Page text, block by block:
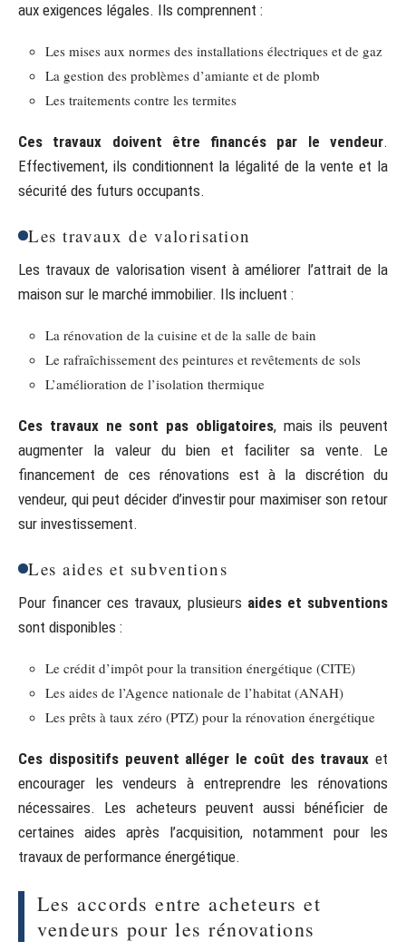
aux exigences légales. Ils comprennent :
Les mises aux normes des installations électriques et de gaz
La gestion des problèmes d’amiante et de plomb
Les traitements contre les termites
Ces travaux doivent être financés par le vendeur.
Effectivement, ils conditionnent la légalité de la vente et la
sécurité des futurs occupants.
Les travaux de valorisation
Les travaux de valorisation visent à améliorer l’attrait de la
maison sur le marché immobilier. Ils incluent :
La rénovation de la cuisine et de la salle de bain
Le rafraîchissement des peintures et revêtements de sols
L’amélioration de l’isolation thermique
Ces travaux ne sont pas obligatoires, mais ils peuvent
augmenter la valeur du bien et faciliter sa vente. Le
financement de ces rénovations est à la discrétion du
vendeur, qui peut décider d’investir pour maximiser son retour
sur investissement.
Les aides et subventions
Pour financer ces travaux, plusieurs aides et subventions
sont disponibles :
Le crédit d’impôt pour la transition énergétique (CITE)
Les aides de l’Agence nationale de l’habitat (ANAH)
Les prêts à taux zéro (PTZ) pour la rénovation énergétique
Ces dispositifs peuvent alléger le coût des travaux et
encourager les vendeurs à entreprendre les rénovations
nécessaires. Les acheteurs peuvent aussi bénéficier de
certaines aides après l’acquisition, notamment pour les
travaux de performance énergétique.
Les accords entre acheteurs et
vendeurs pour les rénovations